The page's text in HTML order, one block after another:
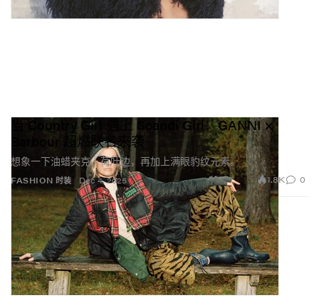
FASHION 时装
当 Country Girl 遇上 Scandi Girl：GANNI ×
Barbour 超燃联名来袭
想象一下油蜡夹克、荷叶边，再加上满眼豹纹元素。
Dec 4, 2025 1.8K 0